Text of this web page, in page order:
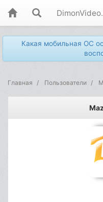
Какая мобильная ОС
Главная Пользователи